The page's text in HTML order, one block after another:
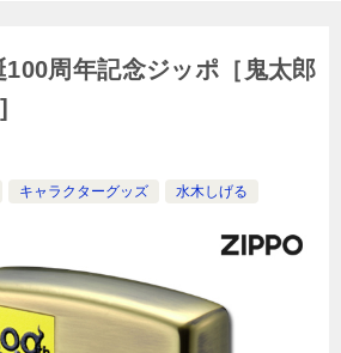
周年記念ジッポ［鬼太郎
キャラクターグッズ 水木しげる